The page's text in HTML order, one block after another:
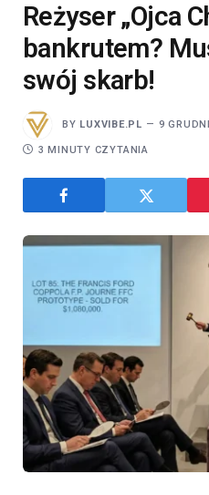
Reżyser „Ojca
bankrutem?
swój skarb!
BY LUXVIBE.PL 9
3 MINUTY CZYTANIA